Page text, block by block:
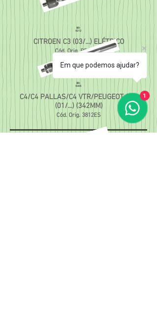
BO-
8212
CITROEN C3 (03/...) ELÉTRICO
Cód. Orig. BRD2147
BO-
8305
C4/C4 PALLAS/C4 VTR/PEUGEOT 307
(01/...) (342MM)
Cód. Orig. 3812ES
Em que podemos ajudar?
1